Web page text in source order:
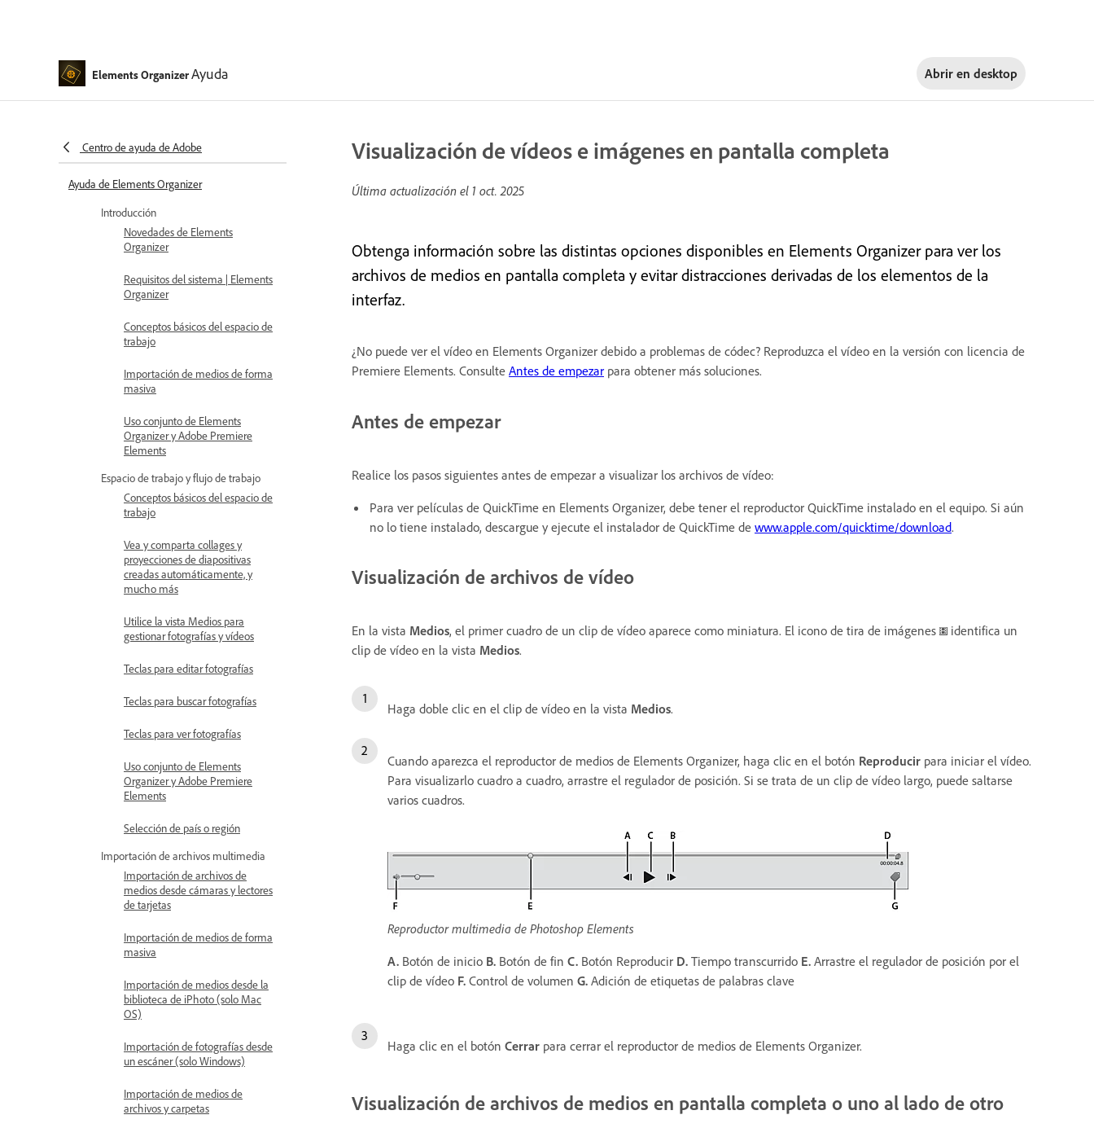
Elements OrganizerAyuda Abrir en desktop
Centro de ayuda de Adobe
Ayuda de Elements Organizer
Introducción
Novedades de Elements
Organizer
Requisitos del sistema | Elements
Organizer
Conceptos básicos del espacio de
trabajo
Importación de medios de forma
masiva
Uso conjunto de Elements
Organizer y Adobe Premiere
Elements
Espacio de trabajo y flujo de trabajo
Conceptos básicos del espacio de
trabajo
Vea y comparta collages y
proyecciones de diapositivas
creadas automáticamente, y
mucho más
Utilice la vista Medios para
gestionar fotografías y vídeos
Teclas para editar fotografías
Teclas para buscar fotografías
Teclas para ver fotografías
Uso conjunto de Elements
Organizer y Adobe Premiere
Elements
Selección de país o región
Importación de archivos multimedia
Importación de archivos de
medios desde cámaras y lectores
de tarjetas
Importación de medios de forma
masiva
Importación de medios desde la
biblioteca de iPhoto (solo Mac
OS)
Importación de fotografías desde
un escáner (solo Windows)
Importación de medios de
archivos y carpetas
Visualización de vídeos e imágenes en pantalla completa
Última actualización el 1 oct. 2025
Obtenga información sobre las distintas opciones disponibles en Elements Organizer para ver los
archivos de medios en pantalla completa y evitar distracciones derivadas de los elementos de la
interfaz.
¿No puede ver el vídeo en Elements Organizer debido a problemas de códec? Reproduzca el vídeo en la versión con licencia de
Premiere Elements. Consulte Antes de empezar para obtener más soluciones.
Antes de empezar
Realice los pasos siguientes antes de empezar a visualizar los archivos de vídeo:
Para ver películas de QuickTime en Elements Organizer, debe tener el reproductor QuickTime instalado en el equipo. Si aún
no lo tiene instalado, descargue y ejecute el instalador de QuickTime de www.apple.com/quicktime/download.
Visualización de archivos de vídeo
En la vista Medios, el primer cuadro de un clip de vídeo aparece como miniatura. El icono de tira de imágenes
identifica un
clip de vídeo en la vista Medios.
Haga doble clic en el clip de vídeo en la vista Medios.
Cuando aparezca el reproductor de medios de Elements Organizer, haga clic en el botón Reproducir para iniciar el vídeo.
Para visualizarlo cuadro a cuadro, arrastre el regulador de posición. Si se trata de un clip de vídeo largo, puede saltarse
varios cuadros.
Reproductor multimedia de Photoshop Elements
A. Botón de inicio B. Botón de fin C. Botón Reproducir D. Tiempo transcurrido E. Arrastre el regulador de posición por el
clip de vídeo F. Control de volumen G. Adición de etiquetas de palabras clave
Haga clic en el botón Cerrar para cerrar el reproductor de medios de Elements Organizer.
Visualización de archivos de medios en pantalla completa o uno al lado de otro